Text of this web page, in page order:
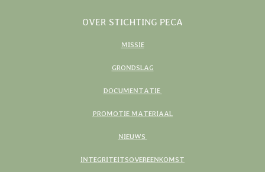
OVER STICHTING PECA
MISSIE
GRONDSLAG
DOCUMENTATIE
PROMOTIE MATERIAAL
NIEUWS
INTEGRITEITSOVEREENKOMST